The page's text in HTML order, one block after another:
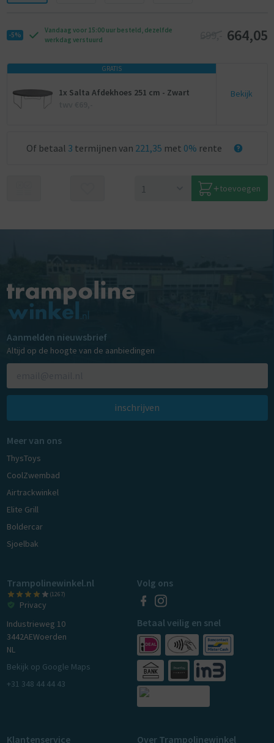
-5%
Vandaag voor 15:00 uur besteld, dezelfde
werkdag verstuurd
664,05
GRATIS
1x Salta Afdekhoes 251 cm - Zwart
Bekijk
Of betaal 3 termijnen van 221,35 met 0% rente
toevoegen
Aanmelden nieuwsbrief
Altijd op de hoogte van de aanbiedingen
inschrijven
Meer van ons
ThysToys
CoolZwembad
Airtrackwinkel
Elite Grill
Boldercar
Sjoelbak
Trampolinewinkel.nl
(1267)
Privacy
Industrieweg 10
3442AEWoerden
NL
Bekijk op Google Maps
+31 348 44 44 43
Volg ons
Betaal veilig en snel
Klantenservice Over Trampolinewinkel